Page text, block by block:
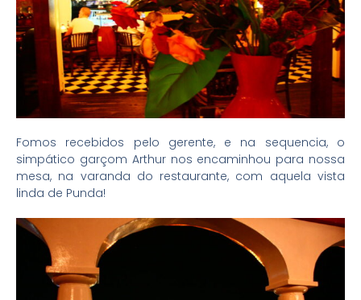
Fomos recebidos pelo gerente, e na sequencia, o
simpático garçom Arthur nos encaminhou para nossa
mesa, na varanda do restaurante, com aquela vista
linda de Punda!